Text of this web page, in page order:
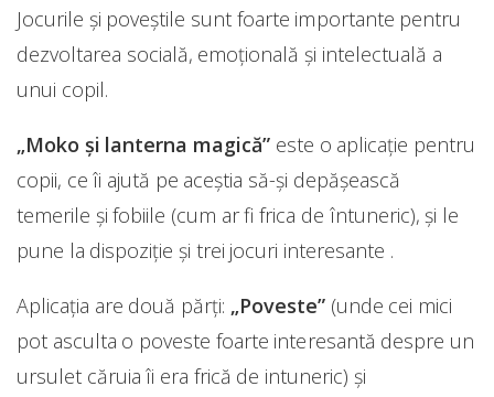
Jocurile şi poveştile sunt foarte importante pentru
dezvoltarea socială, emoţională şi intelectuală a
unui copil.
„Moko şi lanterna magică” este o aplicaţie pentru
copii, ce îi ajută pe aceştia să-şi depăşească
temerile şi fobiile (cum ar fi frica de întuneric), şi le
pune la dispoziţie şi trei jocuri interesante .
Aplicaţia are două părţi: „Poveste”(unde cei mici
pot asculta o poveste foarte interesantă despre un
ursulet căruia îi era frică de intuneric) şi